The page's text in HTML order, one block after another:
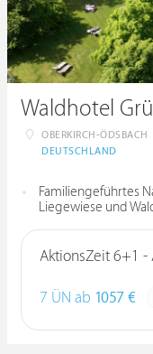
Waldhotel
OBERKIRCH-ÖDSBACH
DEUTSCHLAND
Familiengeführtes
Liegewiese und
AktionsZeit 6+1 -
7 ÜN ab 1057 €